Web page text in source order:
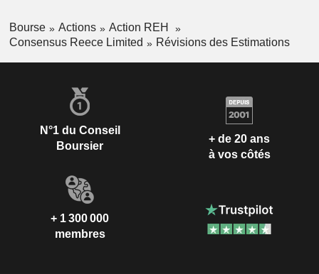
Bourse Actions
Action REH
Consensus Reece Limited
Révisions des Estimations
N°1 du Conseil
Boursier
+ de 20 ans
à vos côtés
+ 1 300 000
membres